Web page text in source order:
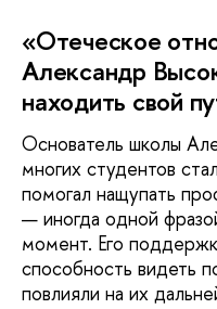
«Отеческое
Александр
находить свой
Основатель школы
многих студентов
помогал нащупать
— иногда одной
момент. Его
способность видеть
повлияли на их